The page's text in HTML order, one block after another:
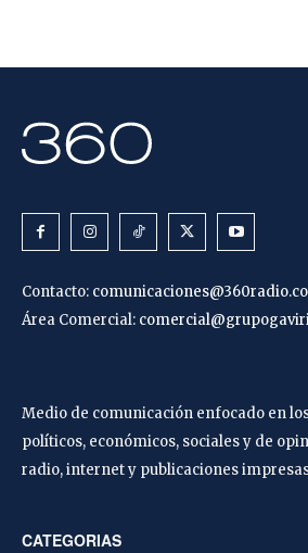
Contacto:
Área Comercial:
Medio de comunicación enfocado en
políticos, económicos, sociales y de
radio, internet y publicaciones
CATEGORIAS